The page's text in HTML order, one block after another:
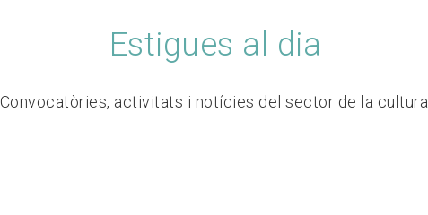
Estigues al dia
Convocatòries, activitats i notícies del sector de la cultura.